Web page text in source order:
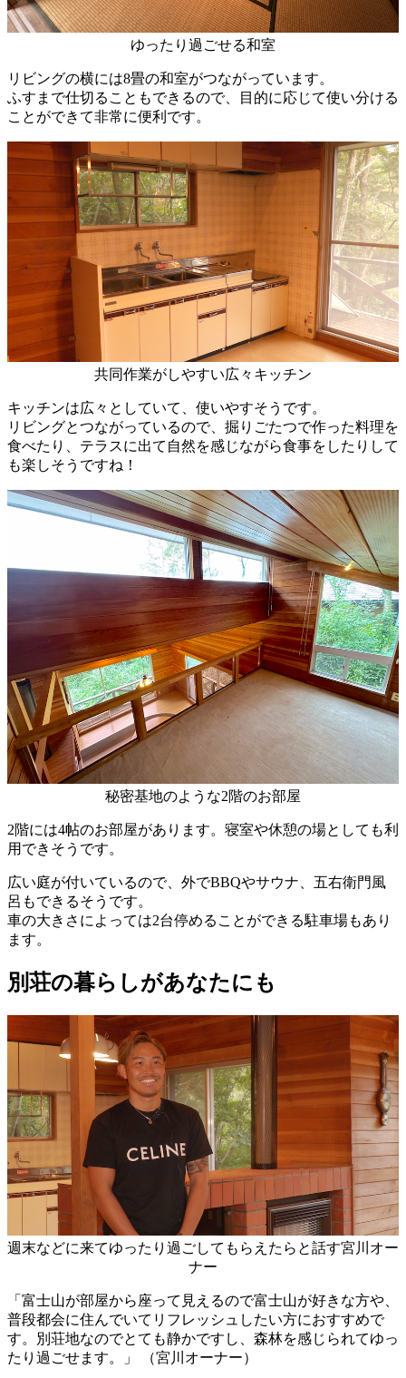
ゆったり過ごせる和室
リビングの横には8畳の和室がつながっています。
ふすまで仕切ることもできるので、目的に応じて使い分ける
ことができて非常に便利です。
共同作業がしやすい広々キッチン
キッチンは広々としていて、使いやすそうです。
リビングとつながっているので、掘りごたつで作った料理を
食べたり、テラスに出て自然を感じながら食事をしたりして
も楽しそうですね！
秘密基地のような2階のお部屋
2階には4帖のお部屋があります。寝室や休憩の場としても利
用できそうです。
広い庭が付いているので、外でBBQやサウナ、五右衛門風
呂もできるそうです。
車の大きさによっては2台停めることができる駐車場もあり
ます。
別荘の暮らしがあなたにも
週末などに来てゆったり過ごしてもらえたらと話す宮川オー
ナー
「富士山が部屋から座って見えるので富士山が好きな方や、
普段都会に住んでいてリフレッシュしたい方におすすめで
す。別荘地なのでとても静かですし、森林を感じられてゆっ
たり過ごせます。」 （宮川オーナー）